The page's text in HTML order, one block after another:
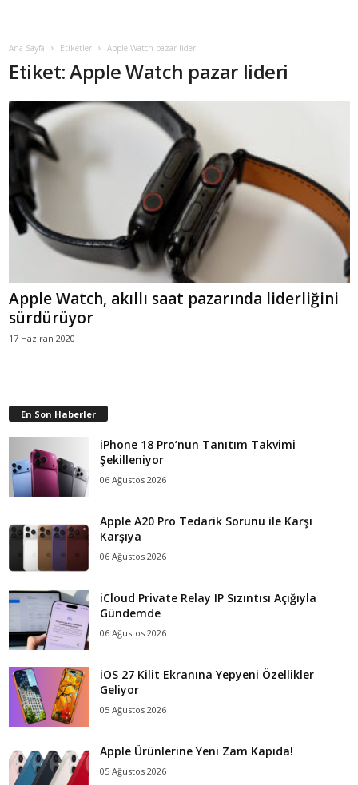
Ana Sayfa Etiketler Apple Watch pazar lideri
Etiket: Apple Watch pazar lideri
Apple Watch, akıllı saat pazarında liderliğini
sürdürüyor
17 Haziran 2020
En Son Haberler
iPhone 18 Pro’nun Tanıtım Takvimi
Şekilleniyor
06 Ağustos 2026
Apple A20 Pro Tedarik Sorunu ile Karşı
Karşıya
06 Ağustos 2026
iCloud Private Relay IP Sızıntısı Açığıyla
Gündemde
06 Ağustos 2026
iOS 27 Kilit Ekranına Yepyeni Özellikler
Geliyor
05 Ağustos 2026
Apple Ürünlerine Yeni Zam Kapıda!
05 Ağustos 2026